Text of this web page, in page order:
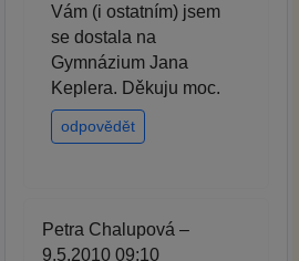
Vám (i ostatním) jsem
se dostala na
Gymnázium Jana
Keplera. Děkuju moc.
odpovědět
Petra Chalupová –
9.5.2010 09:10